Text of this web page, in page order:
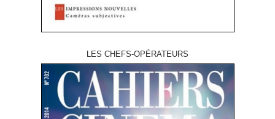
LES CHEFS-OPÉRATEURS